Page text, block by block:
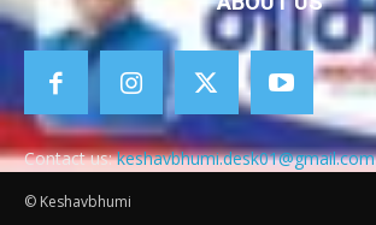
Contact us:keshavbhumi.desk01@gmail.com
© Keshavbhumi